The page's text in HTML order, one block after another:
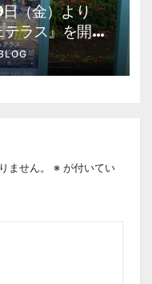
（金）より
ラス』を開
物館 混雑情
ません。 ※ が付いてい